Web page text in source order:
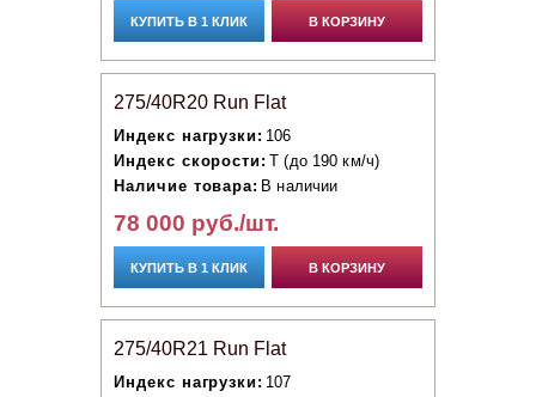
КУПИТЬ В 1 КЛИК В КОРЗИНУ
275/40R20 Run Flat
Индекс нагрузки: 106
Индекс скорости: T (до 190 км/ч)
Наличие товара: В наличии
78 000 руб./шт.
КУПИТЬ В 1 КЛИК В КОРЗИНУ
275/40R21 Run Flat
Индекс нагрузки: 107